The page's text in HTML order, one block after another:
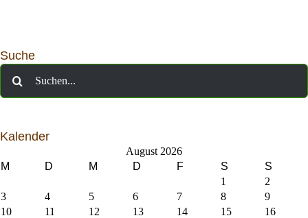
Suche
Suche
nach:
Kalender
August 2026
M
D M D F S
S
1
2
3
4 5 6 7 8
9
10
11 12 13 14 15
16